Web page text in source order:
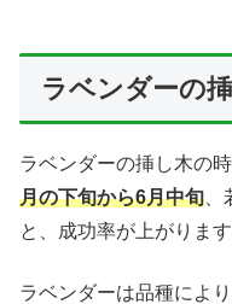
ラベンダーの
ラベンダーの挿し木の
月の下旬から6月中旬
と、成功率が上がります
ラベンダーは品種によ